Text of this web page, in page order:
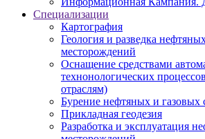
Специализации
Картография
Геология и разведка
месторождений
Оснащение средствами
технонологических
отраслям)
Бурение нефтяных и газовых
Прикладная геодезия
Разработка и эксплуатация